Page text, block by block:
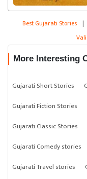
Best Gujarati Stories |
More Interesting
Gujarati Short Stories
Gujarati Fiction Stories
Gujarati Classic Stories
Gujarati Comedy stories
Gujarati Travel stories